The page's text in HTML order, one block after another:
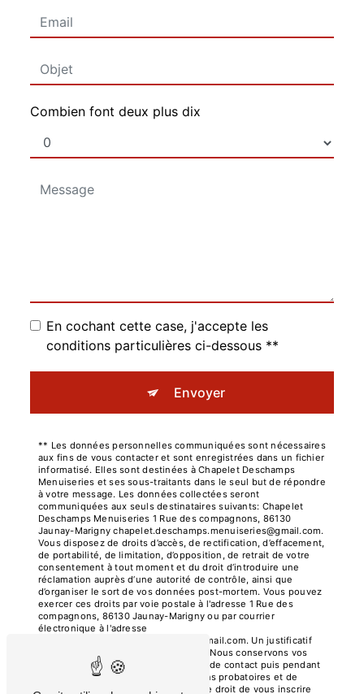
Combien font deux plus dix
En cochant cette case, j'accepte les
conditions particulières ci-dessous **
Envoyer
** Les données personnelles communiquées sont nécessaires
aux fins de vous contacter et sont enregistrées dans un fichier
informatisé. Elles sont destinées à Chapelet Deschamps
Menuiseries et ses sous-traitants dans le seul but de répondre
à votre message. Les données collectées seront
communiquées aux seuls destinataires suivants: Chapelet
Deschamps Menuiseries 1 Rue des compagnons, 86130
Jaunay-Marigny chapelet.deschamps.menuiseries@gmail.com.
Vous disposez de droits d’accès, de rectification, d’effacement,
de portabilité, de limitation, d’opposition, de retrait de votre
consentement à tout moment et du droit d’introduire une
réclamation auprès d’une autorité de contrôle, ainsi que
d’organiser le sort de vos données post-mortem. Vous pouvez
exercer ces droits par voie postale à l'adresse 1 Rue des
compagnons, 86130 Jaunay-Marigny ou par courrier
électronique à l'adresse
chapelet.deschamps.menuiseries@gmail.com. Un justificatif
d'identité pourra vous être demandé. Nous conservons vos
données pendant la période de prise de contact puis pendant
la durée de prescription légale aux fins probatoires et de
gestion des contentieux. Vous avez le droit de vous inscrire